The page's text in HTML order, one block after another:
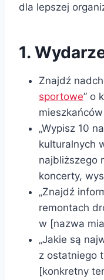
dla lepszej
1.
Znajdź
sportowe” o
„Wypisz 10
kulturalnych
najbliższego
koncerty,
„Znajdź
remontach
w [nazwa
„Jakie są
z ostatniego
[konkretny